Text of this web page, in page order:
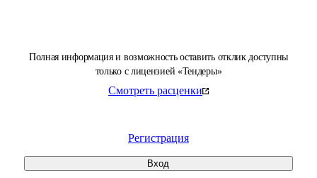
Полная информация и возможность оставить отклик доступны
только с лицензией «Тендеры»
Смотреть расценки
Регистрация
Вход